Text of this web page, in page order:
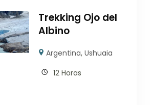
Trekking Ojo del
Albino
Argentina, Ushuaia
12 Horas